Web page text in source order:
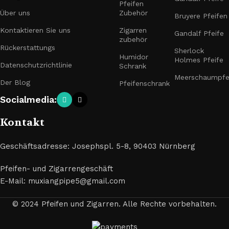
Über uns
Kontaktieren Sie uns
Rückerstattungs
Datenschutzrichtlinie
Der Blog
Pfeifen
Zubehör
Zigarren
zubehör
Humidor
Schrank
Pfeifenschrank
Bruyere Pfeifen
Gandalf Pfeife
Sherlock
Holmes Pfeife
Socialmedia:
Kontakt
Geschäftsadresse: Josephspl. 5-8, 90403 Nürnberg
Pfeifen- und Zigarrengeschäft
E-Mail: muxiangpipe5@gmail.com
© 2024 Pfeifen und Zigarren. Alle Rechte vorbehalten.